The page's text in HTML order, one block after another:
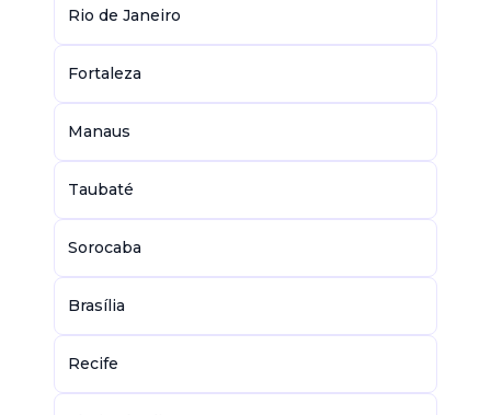
Rio de Janeiro
Fortaleza
Manaus
Taubaté
Sorocaba
Brasília
Recife